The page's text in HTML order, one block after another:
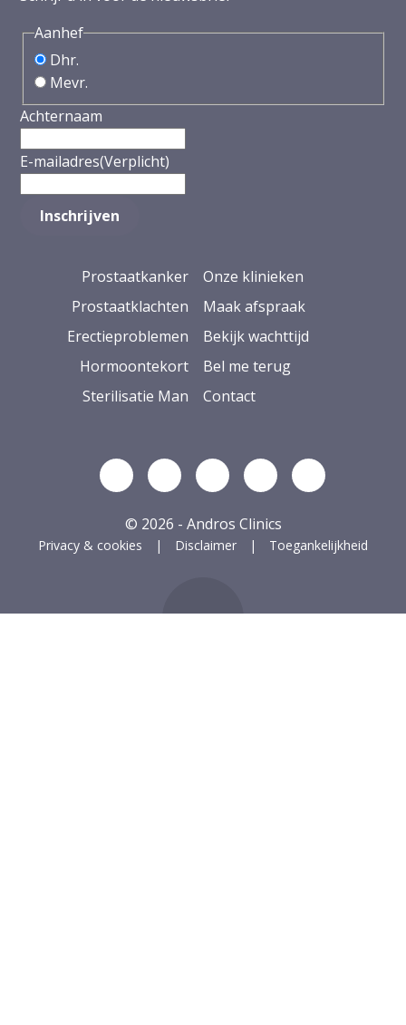
Aanhef
Dhr.
Mevr.
Achternaam
E-mailadres(Verplicht)
Prostaatkanker
Prostaatklachten
Erectieproblemen
Hormoontekort
Sterilisatie Man
Onze klinieken
Maak afspraak
Bekijk wachttijd
Bel me terug
Contact
Volg ons op Linkedin
Volg ons op YouTube
Volg ons op Facebook
Volg ons op
Volg ons
© 2026 - Andros Clinics
Privacy & cookies Disclaimer Toegankelijkheid
naar boven